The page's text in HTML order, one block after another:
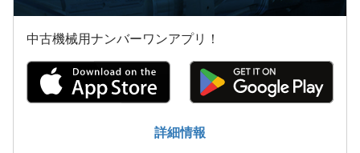
用紙計数機
自動ボール盤
中古機械用ナンバーワンアプリ！
詳細情報